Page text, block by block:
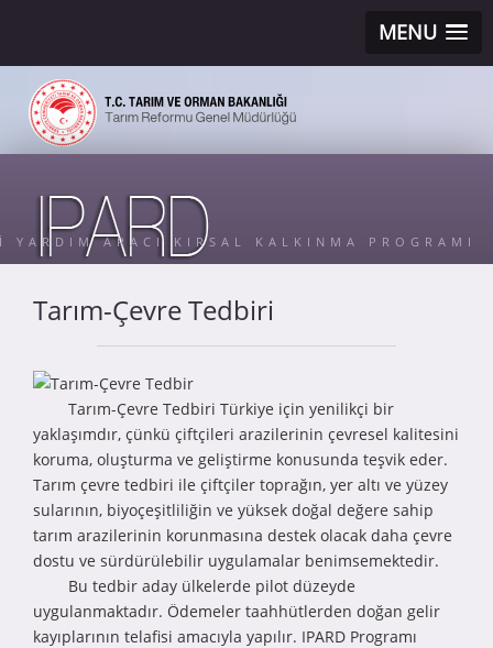
MENU
ARACI KIRSAL KALKINMA PROGRAMI
Tarım-Çevre Tedbiri
Tarım-Çevre Tedbiri Türkiye için yenilikçi bir
yaklaşımdır, çünkü çiftçileri arazilerinin çevresel kalitesini
koruma, oluşturma ve geliştirme konusunda teşvik eder.
Tarım çevre tedbiri ile çiftçiler toprağın, yer altı ve yüzey
sularının, biyoçeşitliliğin ve yüksek doğal değere sahip
tarım arazilerinin korunmasına destek olacak daha çevre
dostu ve sürdürülebilir uygulamalar benimsemektedir.
Bu tedbir aday ülkelerde pilot düzeyde
uygulanmaktadır. Ödemeler taahhütlerden doğan gelir
kayıplarının telafisi amacıyla yapılır. IPARD Programı